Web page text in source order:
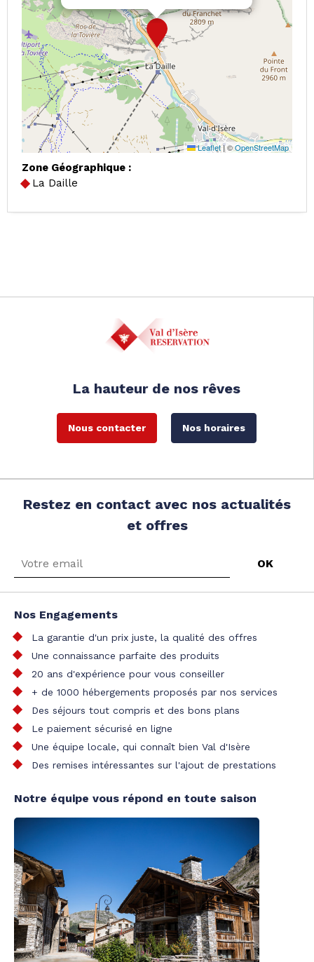
Leaflet|©OpenStreetMap
Zone Géographique :
La Daille
La hauteur de nos rêves
Nous contacter Nos horaires
Restez en contact avec nos actualités
et offres
Nos Engagements
La garantie d'un prix juste, la qualité des offres
Une connaissance parfaite des produits
20 ans d'expérience pour vous conseiller
+ de 1000 hébergements proposés par nos services
Des séjours tout compris et des bons plans
Le paiement sécurisé en ligne
Une équipe locale, qui connaît bien Val d'Isère
Des remises intéressantes sur l'ajout de prestations
Notre équipe vous répond en toute saison